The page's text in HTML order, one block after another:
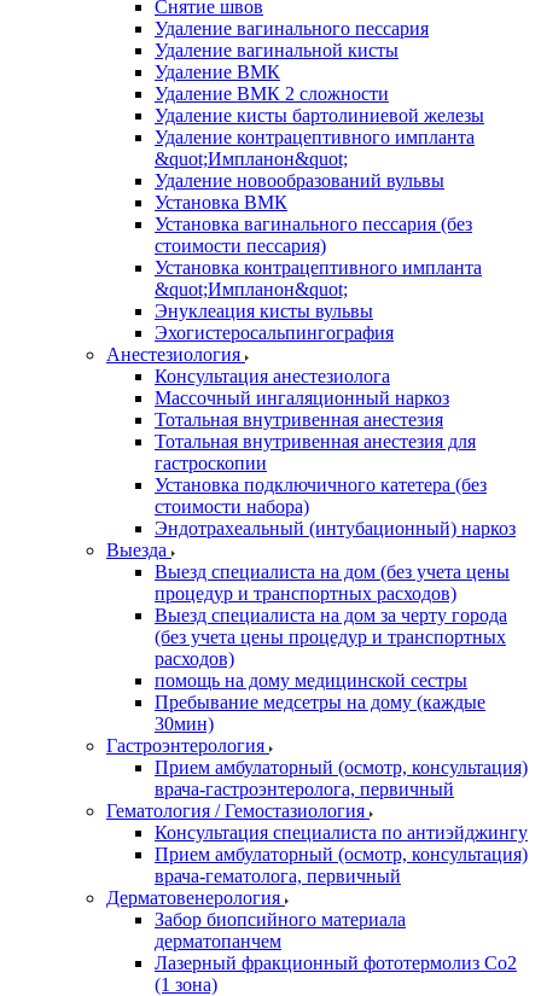
Снятие швов
Удаление вагинального пессария
Удаление вагинальной кисты
Удаление ВМК
Удаление ВМК 2 сложности
Удаление кисты бартолиниевой железы
Удаление контрацептивного импланта
&quot;Импланон&quot;
Удаление новообразований вульвы
Установка ВМК
Установка вагинального пессария (без
стоимости пессария)
Установка контрацептивного импланта
&quot;Импланон&quot;
Энуклеация кисты вульвы
Эхогистеросальпингография
Анестезиология
Консультация анестезиолога
Массочный ингаляционный наркоз
Тотальная внутривенная анестезия
Тотальная внутривенная анестезия для
гастроскопии
Установка подключичного катетера (без
стоимости набора)
Эндотрахеальный (интубационный) наркоз
Выезда
Выезд специалиста на дом (без учета цены
процедур и транспортных расходов)
Выезд специалиста на дом за черту города
(без учета цены процедур и транспортных
расходов)
помощь на дому медицинской сестры
Пребывание медсетры на дому (каждые
30мин)
Гастроэнтерология
Прием амбулаторный (осмотр, консультация)
врача-гастроэнтеролога, первичный
Гематология / Гемостазиология
Консультация специалиста по антиэйджингу
Прием амбулаторный (осмотр, консультация)
врача-гематолога, первичный
Дерматовенерология
Забор биопсийного материала
дерматопанчем
Лазерный фракционный фототермолиз Со2
(1 зона)